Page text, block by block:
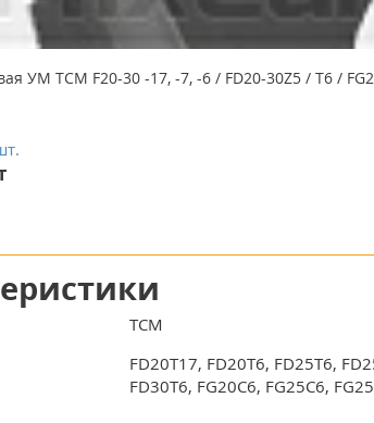
УМ TCM F20-30 -17, -7, -6 / FD20-30Z5 / T6 /
TCM
FD20T17, FD20T6, FD25T6,
FD30T6, FG20C6, FG25C6,